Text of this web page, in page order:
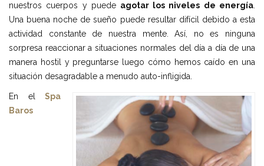
nuestros cuerpos y puede agotar los niveles de energía
Una buena noche de sueño puede resultar difícil debido a esta
actividad constante de nuestra mente. Así, no es ninguna
sorpresa reaccionar a situaciones normales del día a día de una
manera hostil y preguntarse luego cómo hemos caído en una
situación desagradable a menudo auto-infligida.
En el Spa
Baros